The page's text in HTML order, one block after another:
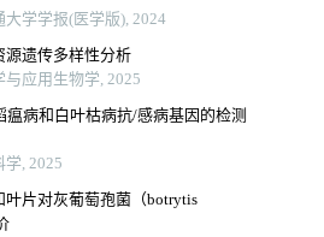
大学学报(医学版), 2024
源遗传多样性分析
应用生物学, 2025
瘟病和白叶枯病抗/感病基因的检测
学, 2025
片对灰葡萄孢菌（botrytis